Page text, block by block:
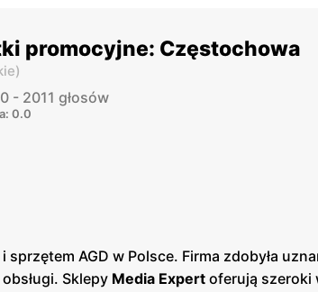
promocyjne: Częstochowa
)
- 2011 głosów
0.0
AGD w Polsce. Firma zdobyła
Sklepy Media Expert oferują szeroki